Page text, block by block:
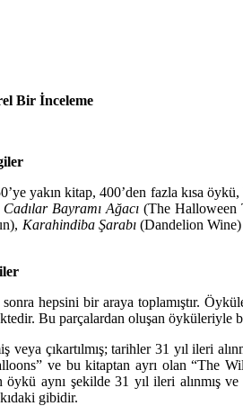
Bir İnceleme
yakın kitap, 400’den fazla kısa
Cadılar Bayramı Ağacı (The Halloween
Karahindiba Şarabı(Dandelion
hepsini bir araya toplamıştır.
Bu parçalardan oluşan
çıkartılmış; tarihler 31 yıl ileri
ve bu kitaptan ayrı olan “The
öykü aynı şekilde 31 yıl ileri alınmış
gibidir.